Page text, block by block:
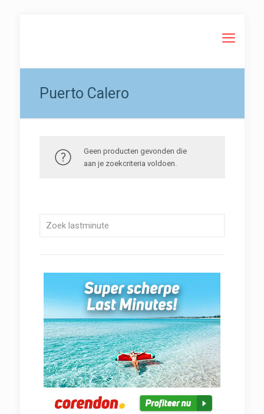
Puerto Calero
Geen producten gevonden die
aan je zoekcriteria voldoen.